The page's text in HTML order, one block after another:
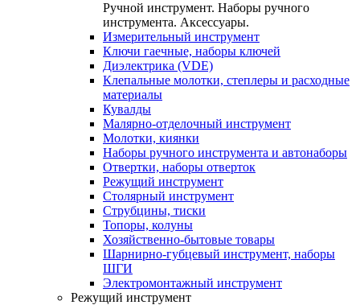
Ручной инструмент. Наборы ручного
инструмента. Аксессуары.
Измерительный инструмент
Ключи гаечные, наборы ключей
Диэлектрика (VDE)
Клепальные молотки, степлеры и расходные
материалы
Кувалды
Малярно-отделочный инструмент
Молотки, киянки
Наборы ручного инструмента и автонаборы
Отвертки, наборы отверток
Режущий инструмент
Столярный инструмент
Струбцины, тиски
Топоры, колуны
Хозяйственно-бытовые товары
Шарнирно-губцевый инструмент, наборы
ШГИ
Электромонтажный инструмент
Режущий инструмент